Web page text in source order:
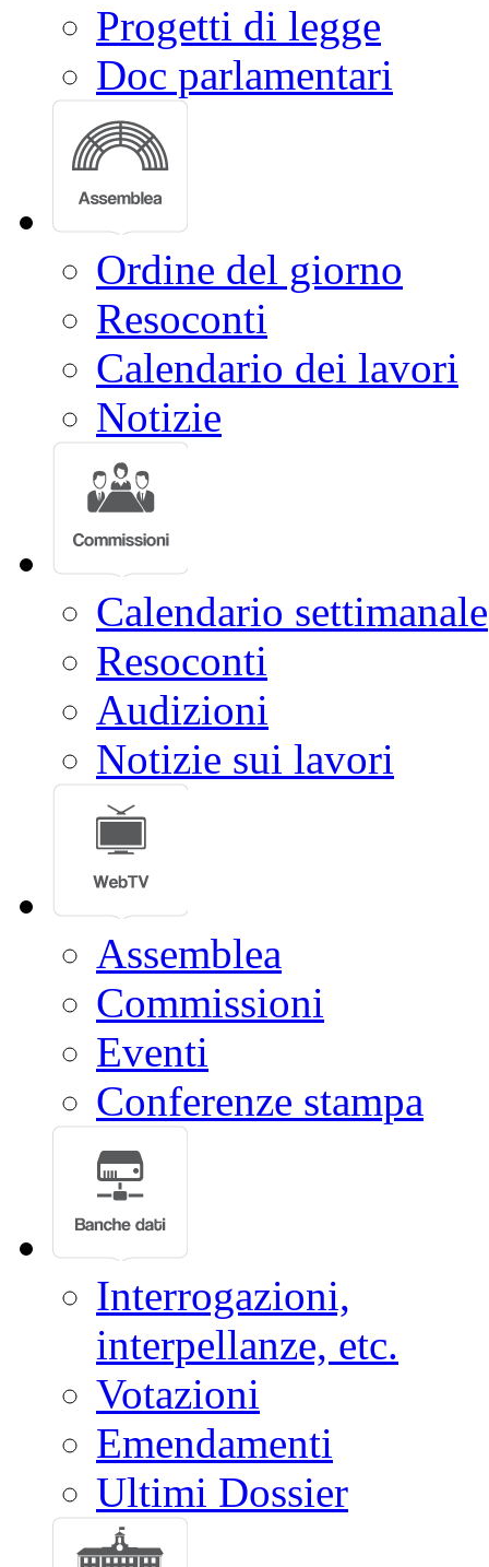
Progetti di legge
Doc parlamentari
Ordine del giorno
Resoconti
Calendario dei lavori
Notizie
Calendario settimanale
Resoconti
Audizioni
Notizie sui lavori
Assemblea
Commissioni
Eventi
Conferenze stampa
Interrogazioni,
interpellanze, etc.
Votazioni
Emendamenti
Ultimi Dossier